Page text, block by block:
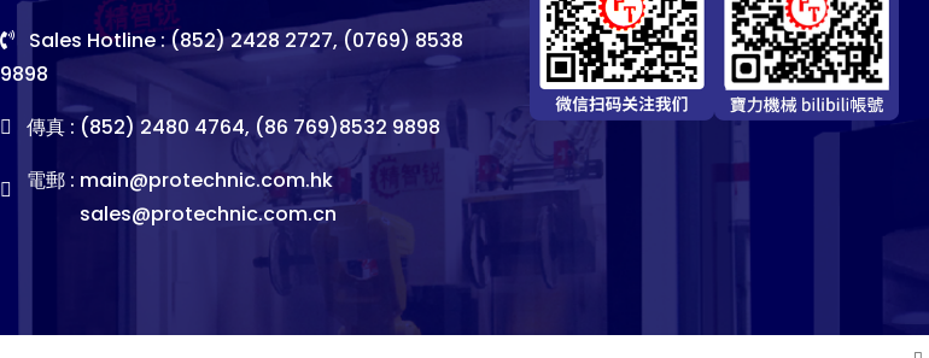
Sales Hotline : (852) 2428 2727, (0769) 8538
9898
傳真 : (852) 2480 4764, (86 769)8532 9898
電郵 : main@protechnic.com.hk
sales@protechnic.com.cn